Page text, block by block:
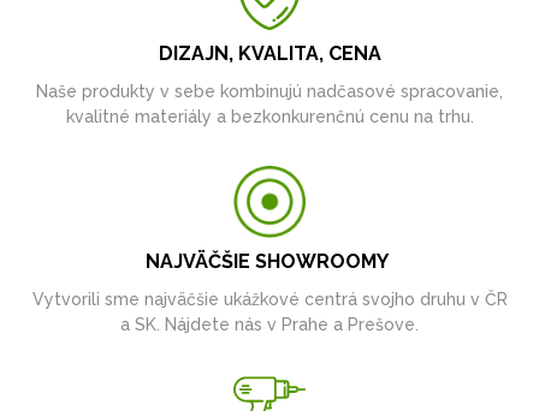
DIZAJN, KVALITA, CENA
Naše produkty v sebe kombinujú nadčasové spracovanie,
kvalitné materiály a bezkonkurenčnú cenu na trhu.
NAJVÄČŠIE SHOWROOMY
Vytvorili sme najväčšie ukážkové centrá svojho druhu v ČR
a SK. Nájdete nás v Prahe a Prešove.